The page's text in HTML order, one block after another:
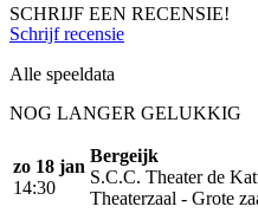
SCHRIJF EEN RECENSIE!
Schrijf recensie
Alle speeldata
NOG LANGER GELUKKIG
zo 18 jan
14:30
Bergeijk
S.C.C. Theater de
Theaterzaal - Grote